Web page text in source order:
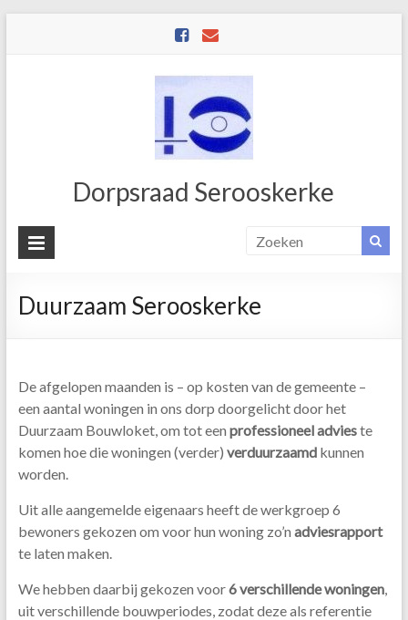
Dorpsraad Serooskerke
Duurzaam Serooskerke
De afgelopen maanden is – op kosten van de gemeente –
een aantal woningen in ons dorp doorgelicht door het
Duurzaam Bouwloket, om tot een professioneel advieste
komen hoe die woningen (verder) verduurzaamdkunnen
worden.
Uit alle aangemelde eigenaars heeft de werkgroep 6
bewoners gekozen om voor hun woning zo’n adviesrapport
te laten maken.
We hebben daarbij gekozen voor6 verschillende woningen,
uit verschillende bouwperiodes, zodat deze als referentie